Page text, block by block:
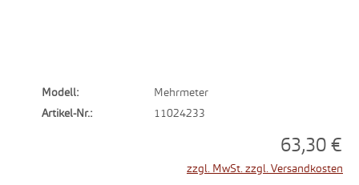
Modell:
Mehrmeter
Artikel-Nr.:
11024233
63,30 €
zzgl. MwSt. zzgl. Versandkosten